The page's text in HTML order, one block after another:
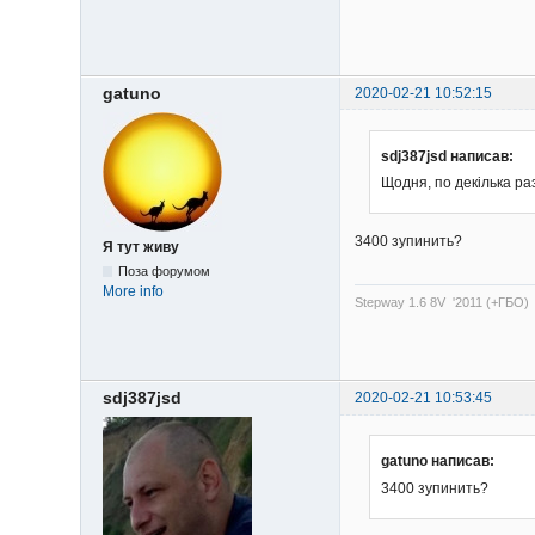
gatuno 2020-02-21 10:52:15
Я тут живу
Поза форумом
More info
sdj387jsd написав:
Щодня, по декілька
3400 зупинить?
Stepway 1.6 8V '2011 (+ГБО)
sdj387jsd 2020-02-21 10:53:45
gatuno написав:
3400 зупинить?